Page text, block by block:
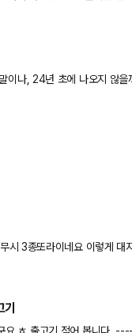
한글 읽
라구요 ㅎ 출고기 적어